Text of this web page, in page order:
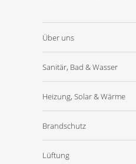
Über uns
Sanitär, Bad & Wasser
Heizung, Solar & Wärme
Brandschutz
Lüftung